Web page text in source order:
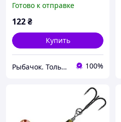
Готово к отправке
122₴
Купить
Рыбачок. Только проверенные снасти. 100%